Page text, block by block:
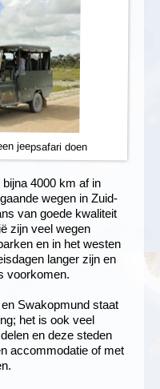
jeepsafari doen
4000 km af in
wegen in Zuid-
van goede kwaliteit
zijn veel wegen
en in het westen
langer zijn en
voorkomen.
Swakopmund staat
het is ook veel
en deze steden
accommodatie of met